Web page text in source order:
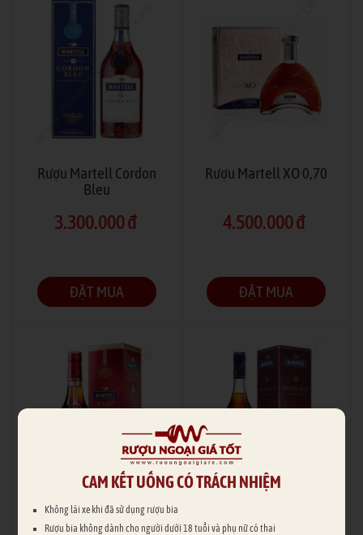
Rượu Martell Cordon
Bleu
3.300.000 đ
ĐẶT MUA
Rượu Martell XO 0,70
4.500.000 đ
ĐẶT MUA
Rượu Martell VSOP
CAM KẾT UỐNG CÓ TRÁCH NHIỆM
Không lái xe khi đã sử dụng rượu bia
Rượu bia không dành cho người dưới 18 tuổi và phụ nữ có thai